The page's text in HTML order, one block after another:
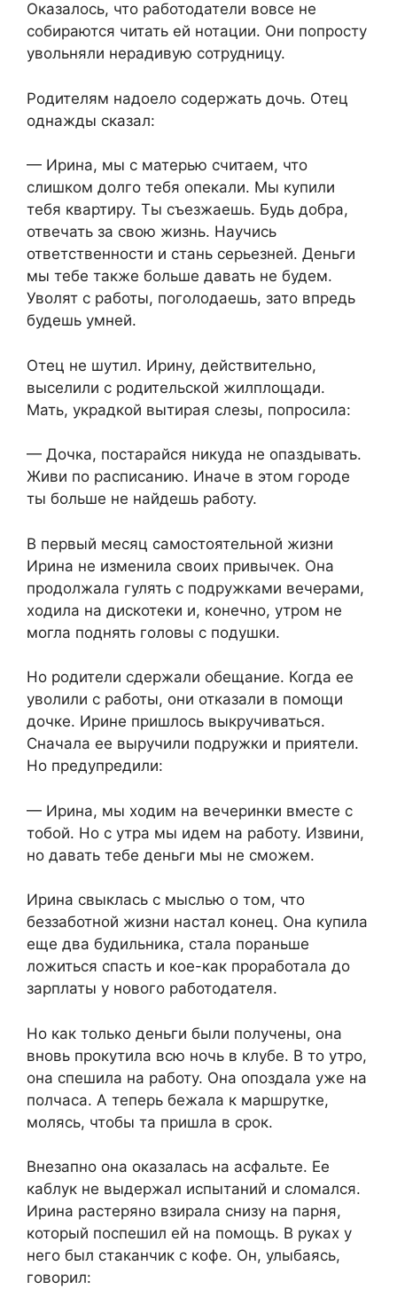
Оказалось, что работодатели вовсе не
собираются читать ей нотации. Они попросту
увольняли нерадивую сотрудницу.​
​Родителям надоело содержать дочь. Отец
однажды сказал:​
​— Ирина, мы с матерью считаем, что
слишком долго тебя опекали. Мы купили
тебя квартиру. Ты съезжаешь. Будь добра,
отвечать за свою жизнь. Научись
ответственности и стань серьезней. Деньги
мы тебе также больше давать не будем.
Уволят с работы, поголодаешь, зато впредь
будешь умней.​
​Отец не шутил. Ирину, действительно,
выселили с родительской жилплощади.
Мать, украдкой вытирая слезы, попросила:​
​— Дочка, постарайся никуда не опаздывать.
Живи по расписанию. Иначе в этом городе
ты больше не найдешь работу.​
​В первый месяц самостоятельной жизни
Ирина не изменила своих привычек. Она
продолжала гулять с подружками вечерами,
ходила на дискотеки и, конечно, утром не
могла поднять головы с подушки.​
​Но родители сдержали обещание. Когда ее
уволили с работы, они отказали в помощи
дочке. Ирине пришлось выкручиваться.
Сначала ее выручили подружки и приятели.
Но предупредили:​
​— Ирина, мы ходим на вечеринки вместе с
тобой. Но с утра мы идем на работу. Извини,
но давать тебе деньги мы не сможем.​
​Ирина свыклась с мыслью о том, что
беззаботной жизни настал конец. Она купила
еще два будильника, стала пораньше
ложиться спасть и кое-как проработала до
зарплаты у нового работодателя.​
​Но как только деньги были получены, она
вновь прокутила всю ночь в клубе. В то утро,
она спешила на работу. Она опоздала уже на
полчаса. А теперь бежала к маршрутке,
молясь, чтобы та пришла в срок.​
​Внезапно она оказалась на асфальте. Ее
каблук не выдержал испытаний и сломался.
Ирина растеряно взирала снизу на парня,
который поспешил ей на помощь. В руках у
него был стаканчик с кофе. Он, улыбаясь,
говорил:​